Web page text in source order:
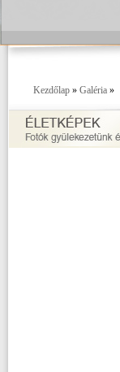
Kezdőlap » Galéria »